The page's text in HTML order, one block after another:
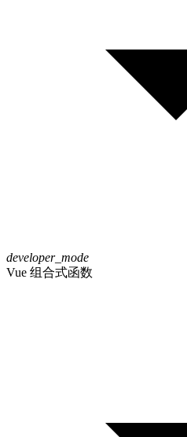
developer_mode
Vue 组合式函数